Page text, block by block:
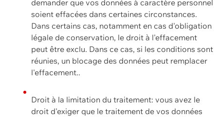
demander que vos données à caractère personnel
soient effacées dans certaines circonstances.
Dans certains cas, notamment en cas d'obligation
légale de conservation, le droit à l'effacement
peut être exclu. Dans ce cas, si les conditions sont
réunies, un blocage des données peut remplacer
l'effacement..
Droit à la limitation du traitement: vous avez le
droit d'exiger que le traitement de vos données